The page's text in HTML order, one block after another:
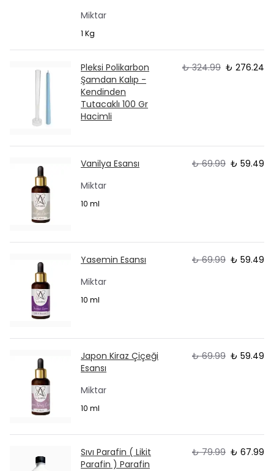
Miktar
1 Kg
Pleksi Polikarbon
Şamdan Kalıp -
Kendinden
Tutacaklı 100 Gr
Hacimli
₺ 324.99 ₺ 276.24
Vanilya Esansı ₺ 69.99 ₺ 59.49
Miktar
10 ml
Yasemin Esansı ₺ 69.99 ₺ 59.49
Miktar
10 ml
Japon Kiraz Çiçeği
Esansı
₺ 69.99 ₺ 59.49
Miktar
10 ml
Sıvı Parafin ( Likit
Parafin ) Parafin
₺ 79.99 ₺ 67.99